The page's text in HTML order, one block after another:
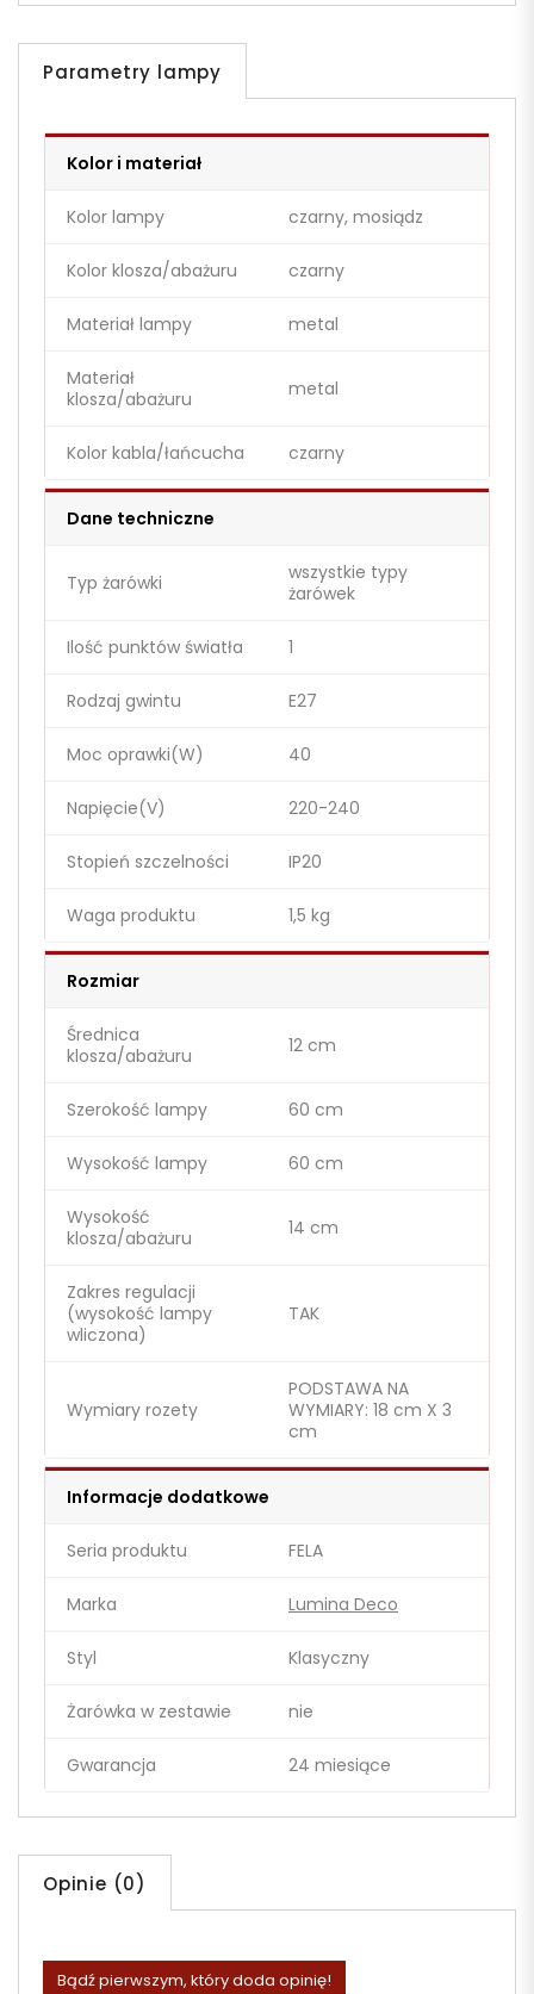
Parametry lampy
Kolor i materiał
Kolor lampy czarny, mosiądz
Kolor klosza/abażuru czarny
Materiał lampy metal
Materiał
klosza/abażuru
metal
Kolor kabla/łańcucha czarny
Dane techniczne
Typ żarówki
wszystkie typy
żarówek
Ilość punktów światła 1
Rodzaj gwintu E27
Moc oprawki(W) 40
Napięcie(V) 220-240
Stopień szczelności IP20
Waga produktu 1,5 kg
Rozmiar
Średnica
klosza/abażuru
12 cm
Szerokość lampy 60 cm
Wysokość lampy 60 cm
Wysokość
klosza/abażuru
14 cm
Zakres regulacji
(wysokość lampy
wliczona)
TAK
Wymiary rozety
PODSTAWA NA
WYMIARY: 18 cm X 3
cm
Informacje dodatkowe
Seria produktu FELA
Marka Lumina Deco
Styl Klasyczny
Żarówka w zestawie nie
Gwarancja 24 miesiące
Opinie (0)
Bądź pierwszym, który doda opinię!